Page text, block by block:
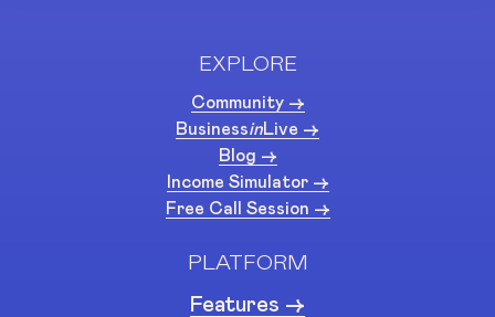
EXPLORE
Community ->
BusinessinLive ->
Blog ->
Income Simulator ->
Free Call Session ->
PLATFORM
Features ->